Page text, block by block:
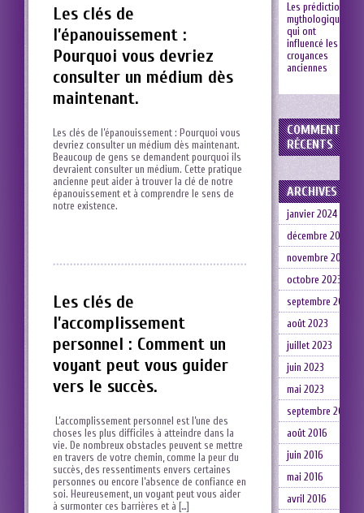
Les clés de
l’épanouissement :
Pourquoi vous devriez
consulter un médium dès
maintenant.
Les clés de l’épanouissement : Pourquoi vous⁢
devriez consulter ‌un médium dès maintenant.
Beaucoup de gens se demandent pourquoi ils
devraient consulter un médium. Cette pratique
⁢ancienne peut aider à‍ trouver la clé de notre
épanouissement ⁢et à⁣ comprendre le sens de
notre existence.
Les clés de
l’accomplissement
personnel : Comment un
voyant peut vous guider
vers le succès.
⁤ L’accomplissement personnel est l’une des
choses les⁢ plus difficiles à atteindre ⁣dans la
vie. ​De‌ nombreux obstacles​ peuvent se mettre
⁢en travers de votre chemin,⁢ comme la peur du
succès, des⁣ ressentiments envers certaines
personnes ou encore l’absence de confiance en
soi. ⁤Heureusement, un voyant peut vous aider
à surmonter ces barrières et ⁤à […]
Les prédictions
mythologiques
qui ont
influencé les
croyances
anciennes
RÉCENTS
ARCHIVES
janvier 2024
décembre 2023
novembre 2023
octobre 2023
septembre 2023
août 2023
juillet 2023
juin 2023
mai 2023
septembre 2016
août 2016
juin 2016
mai 2016
avril 2016